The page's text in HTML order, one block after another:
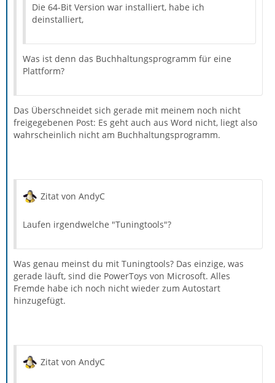
Die 64-Bit Version war installiert, habe ich
deinstalliert,
Was ist denn das Buchhaltungsprogramm für eine
Plattform?
Das Überschneidet sich gerade mit meinem noch nicht
freigegebenen Post: Es geht auch aus Word nicht, liegt also
wahrscheinlich nicht am Buchhaltungsprogramm.
Zitat von AndyC
Laufen irgendwelche "Tuningtools"?
Was genau meinst du mit Tuningtools? Das einzige, was
gerade läuft, sind die PowerToys von Microsoft. Alles
Fremde habe ich noch nicht wieder zum Autostart
hinzugefügt.
Zitat von AndyC